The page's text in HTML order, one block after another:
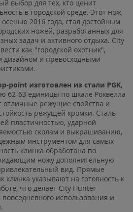
выбор для тех, кто ценит
в городской среде. Этот нож,
2016 года, стал достойным
ножей, разработанных для
задач и активного отдыха. City
как "городской охотник",
дизайном и превосходными
point изготовлен из стали PGK,
62-63 единицы по шкале Роквелла
отличные режущие свойства и
режущей кромки. Сталь
пластичностью, ударной
сколам и выкрашиванию,
инструментом для самых
клинка обработана по
ножу дополнительную
вид. Прямые
клинка указывают на готовность к
что делает City Hunter
использования и